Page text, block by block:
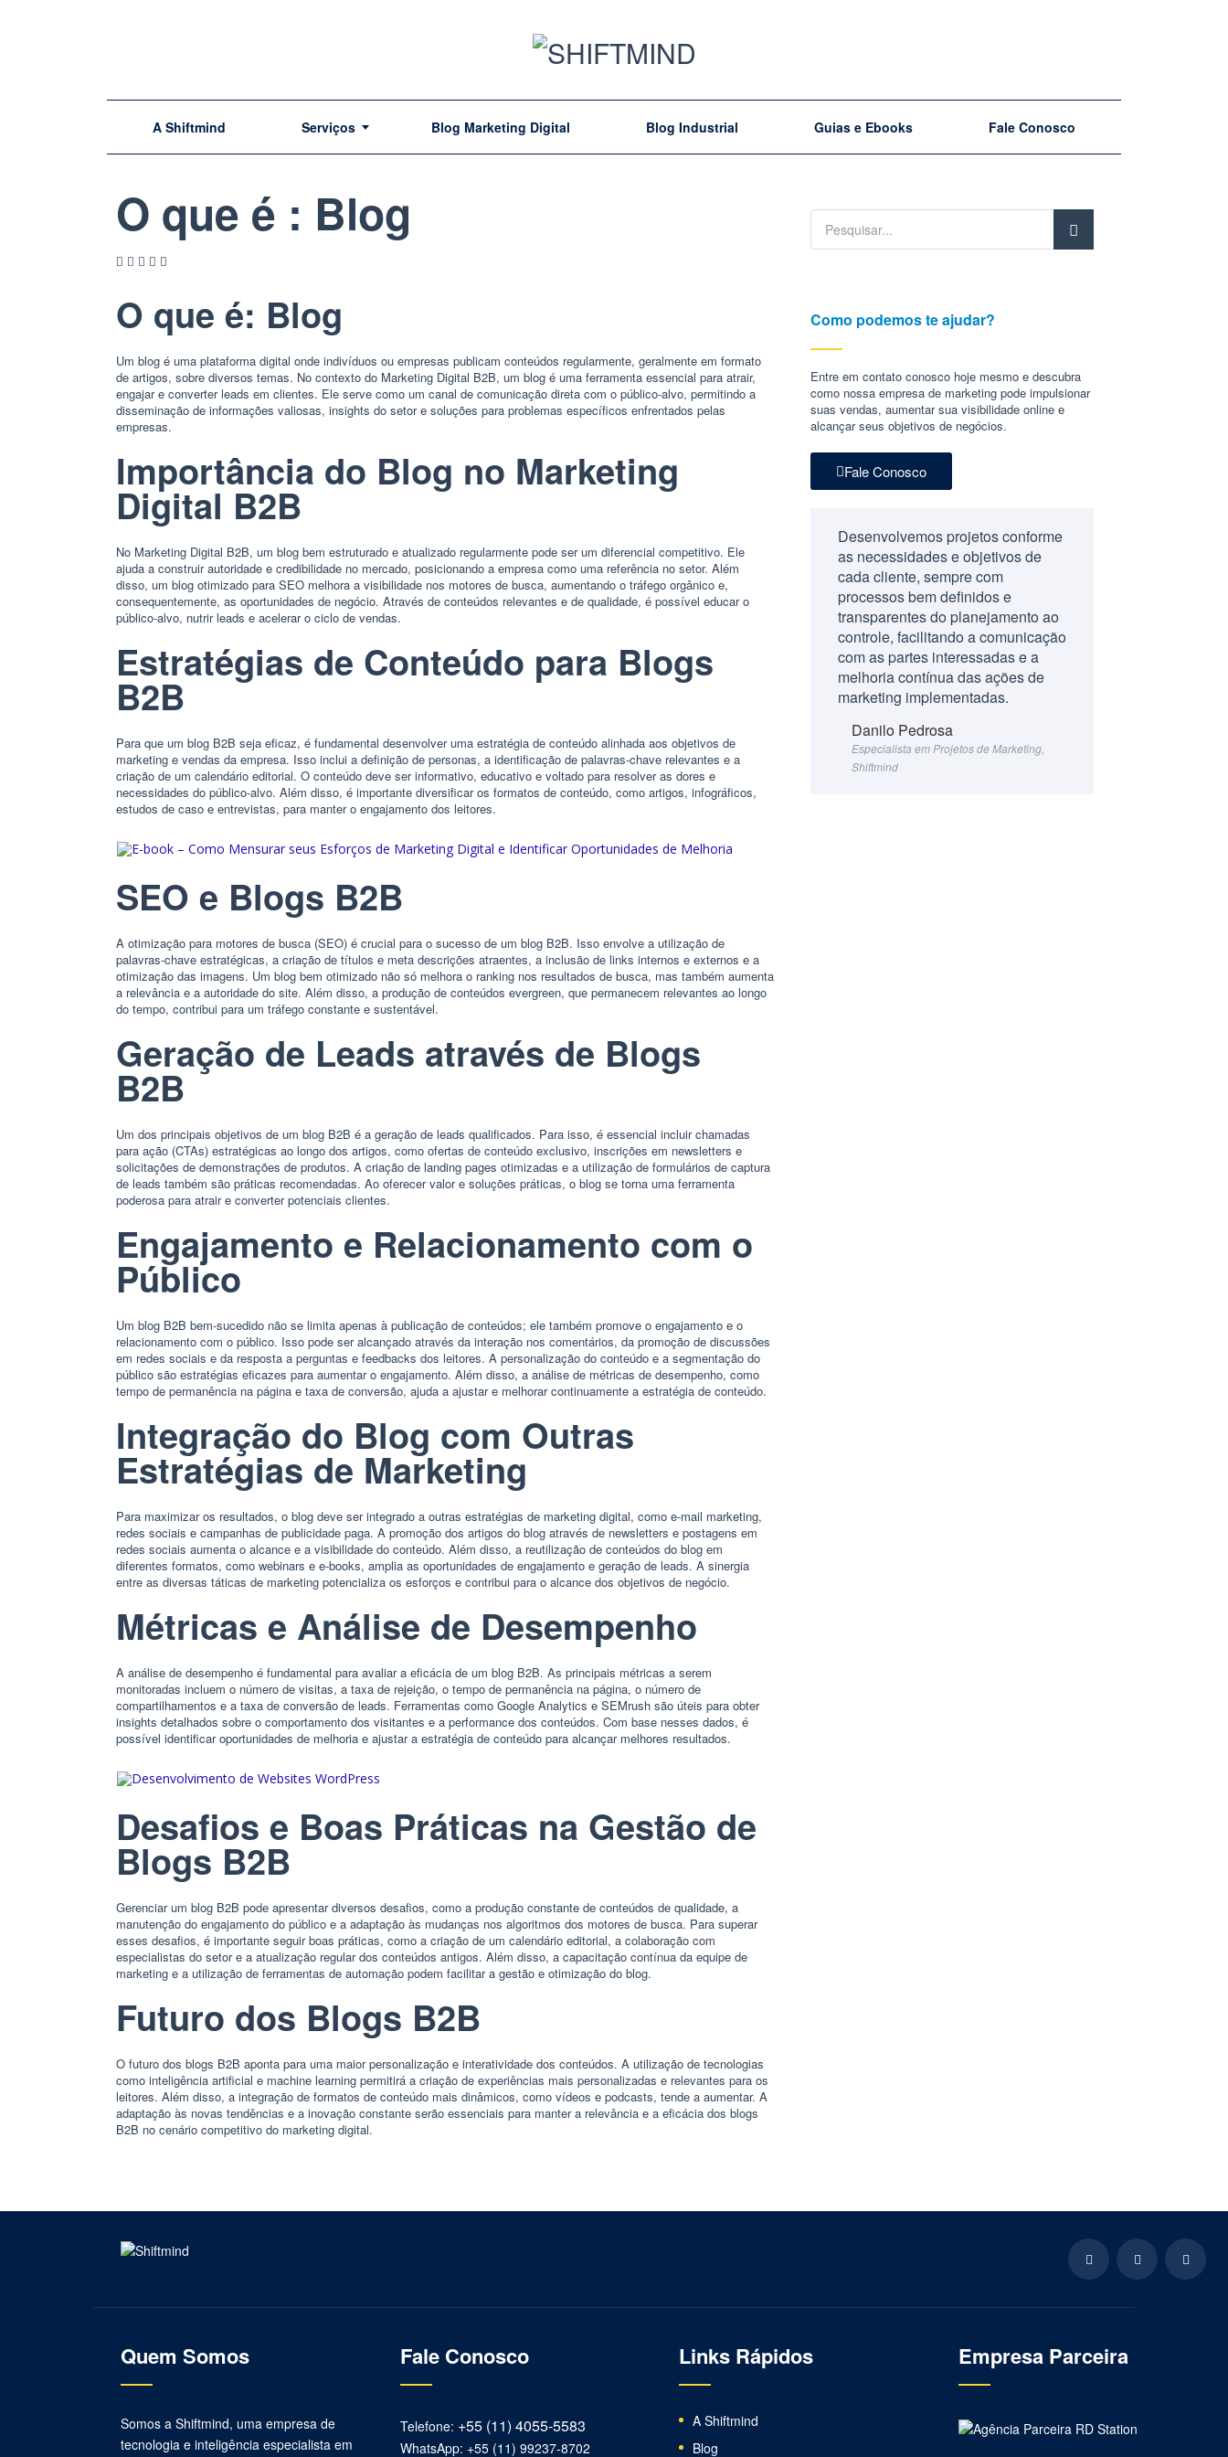
A Shiftmind Serviços Blog Marketing Digital Blog Industrial Guias e Ebooks Fale Conosco
O que é : Blog
O que é: Blog
Um blog é uma plataforma digital onde indivíduos ou empresas publicam conteúdos regularmente, geralmente em formato
de artigos, sobre diversos temas. No contexto do Marketing Digital B2B, um blog é uma ferramenta essencial para atrair,
engajar e converter leads em clientes. Ele serve como um canal de comunicação direta com o público-alvo, permitindo a
disseminação de informações valiosas, insights do setor e soluções para problemas específicos enfrentados pelas
empresas.
Importância do Blog no Marketing
Digital B2B
No Marketing Digital B2B, um blog bem estruturado e atualizado regularmente pode ser um diferencial competitivo. Ele
ajuda a construir autoridade e credibilidade no mercado, posicionando a empresa como uma referência no setor. Além
disso, um blog otimizado para SEO melhora a visibilidade nos motores de busca, aumentando o tráfego orgânico e,
consequentemente, as oportunidades de negócio. Através de conteúdos relevantes e de qualidade, é possível educar o
público-alvo, nutrir leads e acelerar o ciclo de vendas.
Estratégias de Conteúdo para Blogs
B2B
Para que um blog B2B seja eficaz, é fundamental desenvolver uma estratégia de conteúdo alinhada aos objetivos de
marketing e vendas da empresa. Isso inclui a definição de personas, a identificação de palavras-chave relevantes e a
criação de um calendário editorial. O conteúdo deve ser informativo, educativo e voltado para resolver as dores e
necessidades do público-alvo. Além disso, é importante diversificar os formatos de conteúdo, como artigos, infográficos,
estudos de caso e entrevistas, para manter o engajamento dos leitores.
SEO e Blogs B2B
A otimização para motores de busca (SEO) é crucial para o sucesso de um blog B2B. Isso envolve a utilização de
palavras-chave estratégicas, a criação de títulos e meta descrições atraentes, a inclusão de links internos e externos e a
otimização das imagens. Um blog bem otimizado não só melhora o ranking nos resultados de busca, mas também aumenta
a relevância e a autoridade do site. Além disso, a produção de conteúdos evergreen, que permanecem relevantes ao longo
do tempo, contribui para um tráfego constante e sustentável.
Geração de Leads através de Blogs
B2B
Um dos principais objetivos de um blog B2B é a geração de leads qualificados. Para isso, é essencial incluir chamadas
para ação (CTAs) estratégicas ao longo dos artigos, como ofertas de conteúdo exclusivo, inscrições em newsletters e
solicitações de demonstrações de produtos. A criação de landing pages otimizadas e a utilização de formulários de captura
de leads também são práticas recomendadas. Ao oferecer valor e soluções práticas, o blog se torna uma ferramenta
poderosa para atrair e converter potenciais clientes.
Engajamento e Relacionamento com o
Público
Um blog B2B bem-sucedido não se limita apenas à publicação de conteúdos; ele também promove o engajamento e o
relacionamento com o público. Isso pode ser alcançado através da interação nos comentários, da promoção de discussões
em redes sociais e da resposta a perguntas e feedbacks dos leitores. A personalização do conteúdo e a segmentação do
público são estratégias eficazes para aumentar o engajamento. Além disso, a análise de métricas de desempenho, como
tempo de permanência na página e taxa de conversão, ajuda a ajustar e melhorar continuamente a estratégia de conteúdo.
Integração do Blog com Outras
Estratégias de Marketing
Para maximizar os resultados, o blog deve ser integrado a outras estratégias de marketing digital, como e-mail marketing,
redes sociais e campanhas de publicidade paga. A promoção dos artigos do blog através de newsletters e postagens em
redes sociais aumenta o alcance e a visibilidade do conteúdo. Além disso, a reutilização de conteúdos do blog em
diferentes formatos, como webinars e e-books, amplia as oportunidades de engajamento e geração de leads. A sinergia
entre as diversas táticas de marketing potencializa os esforços e contribui para o alcance dos objetivos de negócio.
Métricas e Análise de Desempenho
A análise de desempenho é fundamental para avaliar a eficácia de um blog B2B. As principais métricas a serem
monitoradas incluem o número de visitas, a taxa de rejeição, o tempo de permanência na página, o número de
compartilhamentos e a taxa de conversão de leads. Ferramentas como Google Analytics e SEMrush são úteis para obter
insights detalhados sobre o comportamento dos visitantes e a performance dos conteúdos. Com base nesses dados, é
possível identificar oportunidades de melhoria e ajustar a estratégia de conteúdo para alcançar melhores resultados.
Desafios e Boas Práticas na Gestão de
Blogs B2B
Gerenciar um blog B2B pode apresentar diversos desafios, como a produção constante de conteúdos de qualidade, a
manutenção do engajamento do público e a adaptação às mudanças nos algoritmos dos motores de busca. Para superar
esses desafios, é importante seguir boas práticas, como a criação de um calendário editorial, a colaboração com
especialistas do setor e a atualização regular dos conteúdos antigos. Além disso, a capacitação contínua da equipe de
marketing e a utilização de ferramentas de automação podem facilitar a gestão e otimização do blog.
Futuro dos Blogs B2B
O futuro dos blogs B2B aponta para uma maior personalização e interatividade dos conteúdos. A utilização de tecnologias
como inteligência artificial e machine learning permitirá a criação de experiências mais personalizadas e relevantes para os
leitores. Além disso, a integração de formatos de conteúdo mais dinâmicos, como vídeos e podcasts, tende a aumentar. A
adaptação às novas tendências e a inovação constante serão essenciais para manter a relevância e a eficácia dos blogs
B2B no cenário competitivo do marketing digital.
Como podemos te ajudar?
Entre em contato conosco hoje mesmo e descubra
como nossa empresa de marketing pode impulsionar
suas vendas, aumentar sua visibilidade online e
alcançar seus objetivos de negócios.
Fale Conosco
Desenvolvemos projetos conforme
as necessidades e objetivos de
cada cliente, sempre com
processos bem definidos e
transparentes do planejamento ao
controle, facilitando a comunicação
com as partes interessadas e a
melhoria contínua das ações de
marketing implementadas.
Danilo Pedrosa
Especialista em Projetos de Marketing,
Shiftmind
Quem Somos
Somos a Shiftmind, uma empresa de
tecnologia e inteligência especialista em
Fale Conosco
Telefone: +55 (11) 4055-5583
WhatsApp: +55 (11) 99237-8702
Links Rápidos
A Shiftmind
Blog
Empresa Parceira